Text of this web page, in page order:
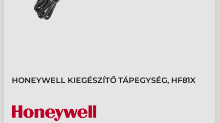
HONEYWELL KIEGÉSZÍTŐ TÁPEGYSÉG, HF81X